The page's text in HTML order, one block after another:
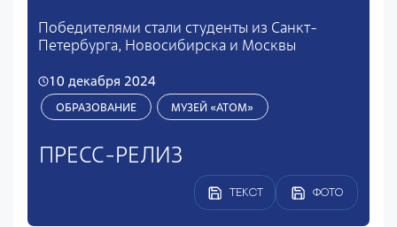
Победителями стали студенты из Санкт-
Петербурга, Новосибирска и Москвы
10 декабря 2024
ОБРАЗОВАНИЕ МУЗЕЙ «АТОМ»
ПРЕСС-РЕЛИЗ
ТЕКСТ ФОТО